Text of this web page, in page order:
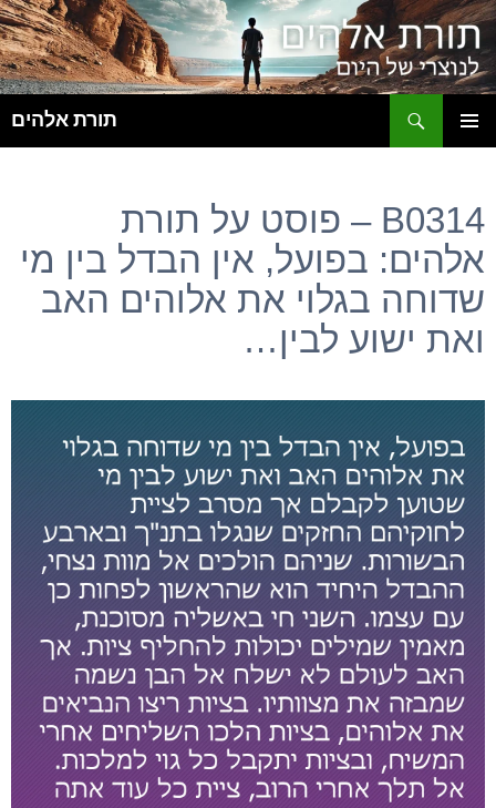
תורת אלהים
B0314 – פוסט על תורת
אלהים: בפועל, אין הבדל בין מי
שדוחה בגלוי את אלוהים האב
ואת ישוע לבין…